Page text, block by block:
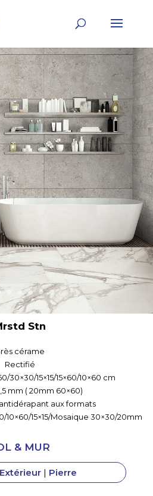
Stn
cérame
Rectifié
30×30/15×15/15×60/10×60 cm
mm ( 20mm 60×60)
aux formats
10×60/15×15/Mosaique 30×30/20mm
& MUR
Extérieur| Pierre